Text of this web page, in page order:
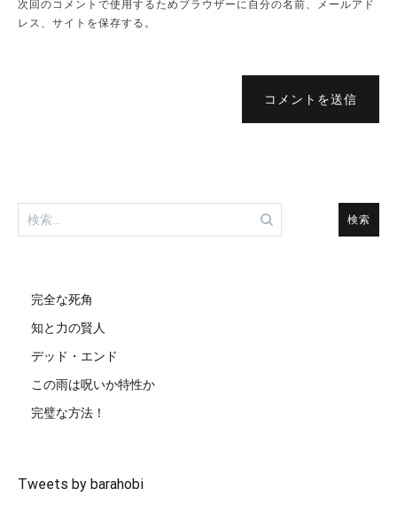
次回のコメントで使用するためブラウザーに自分の名前、メールアド
レス、サイトを保存する。
コメントを送信
検
索:
完全な死角
知と力の賢人
デッド・エンド
この雨は呪いか特性か
完璧な方法！
Tweets by barahobi